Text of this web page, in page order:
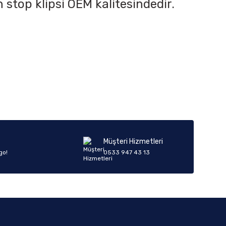
klipsi OEM kalitesindedir.
Müşteri Hizmetleri
0533 947 43 13